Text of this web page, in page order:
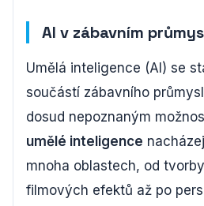
AI v zábavním
Umělá inteligence (AI) se
součástí zábavního
dosud nepoznaným
umělé inteligence
mnoha oblastech, od
filmových efektů až po